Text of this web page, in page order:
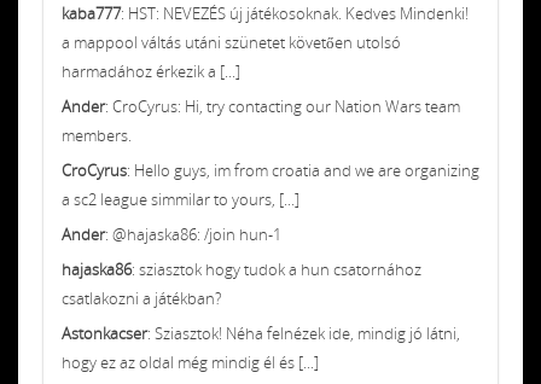
kaba777: HST: NEVEZÉS új játékosoknak. Kedves Mindenki!
a mappool váltás utáni szünetet követően utolsó
harmadához érkezik a [...]
Ander: CroCyrus: Hi, try contacting our Nation Wars team
members.
CroCyrus: Hello guys, im from croatia and we are organizing
a sc2 league simmilar to yours, [...]
Ander: @hajaska86: /join hun-1
hajaska86: sziasztok hogy tudok a hun csatornához
csatlakozni a játékban?
Astonkacser: Sziasztok! Néha felnézek ide, mindig jó látni,
hogy ez az oldal még mindig él és [...]